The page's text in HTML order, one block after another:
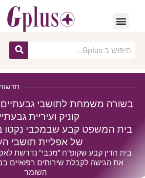
בשורה משמחת לתושבי גבעתיים
קוניק ועיריית
בית המשפט קבע שבמכבי נקטו
של אפליית תושבי
בית הדין קבע שקופ"ח "מכבי" נדרשת
את הגישה לקבלת שירותים רפואיים
השומר